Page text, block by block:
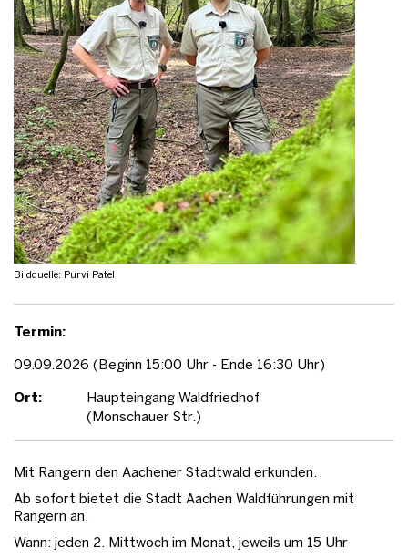
Bildquelle: Purvi Patel
Termin:
09.09.2026 (Beginn 15:00 Uhr - Ende 16:30 Uhr)
Ort:
Haupteingang Waldfriedhof
(Monschauer Str.)
Mit Rangern den Aachener Stadtwald erkunden.
Ab sofort bietet die Stadt Aachen Waldführungen mit
Rangern an.
Wann: jeden 2. Mittwoch im Monat, jeweils um 15 Uhr